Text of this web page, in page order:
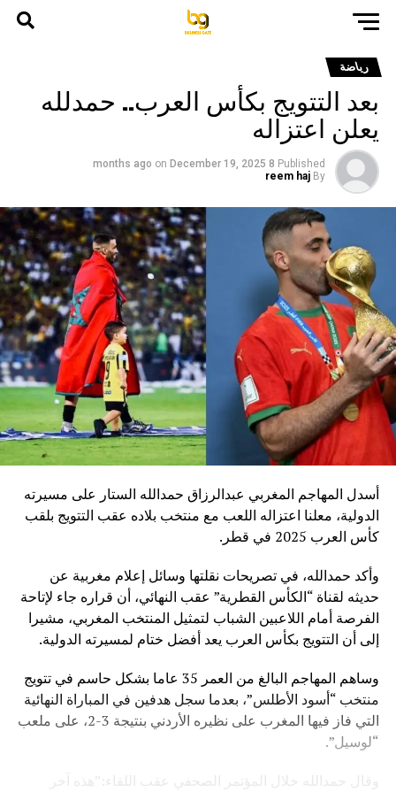
رياضة
بعد التتويج بكأس العرب.. حمدلله
يعلن اعتزاله
Published
8 months ago
on December 19, 2025
By
reem haj
أسدل المهاجم المغربي عبدالرزاق حمدالله الستار على مسيرته
الدولية، معلنا اعتزاله اللعب مع منتخب بلاده عقب التتويج بلقب
كأس العرب 2025 في قطر.
وأكد حمدالله، في تصريحات نقلتها وسائل إعلام مغربية عن
حديثه لقناة “الكأس القطرية” عقب النهائي، أن قراره جاء لإتاحة
الفرصة أمام اللاعبين الشباب لتمثيل المنتخب المغربي، مشيرا
إلى أن التتويج بكأس العرب يعد أفضل ختام لمسيرته الدولية.
وساهم المهاجم البالغ من العمر 35 عاما بشكل حاسم في تتويج
منتخب “أسود الأطلس”، بعدما سجل هدفين في المباراة النهائية
التي فاز فيها المغرب على نظيره الأردني بنتيجة 3-2، على ملعب
“لوسيل”.
وقال حمدالله خلال المؤتمر الصحفي عقب اللقاء:”هذه آخر